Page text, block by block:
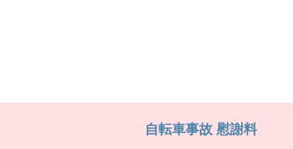
自転車事故 慰謝料